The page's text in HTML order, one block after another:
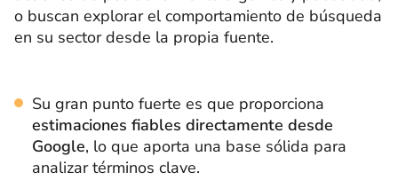
o buscan explorar el comportamiento de búsqueda
en su sector desde la propia fuente.
Su gran punto fuerte es que proporciona
estimaciones fiables directamente desde
Google, lo que aporta una base sólida para
analizar términos clave.